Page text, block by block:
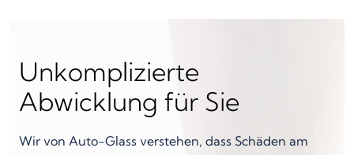
Unkomplizierte
Abwicklung für Sie
Wir von Auto-Glass verstehen, dass Schäden am